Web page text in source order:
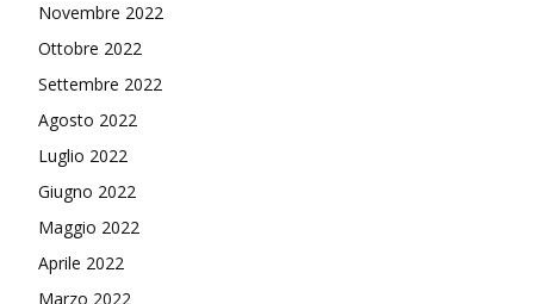
Novembre 2022
Ottobre 2022
Settembre 2022
Agosto 2022
Luglio 2022
Giugno 2022
Maggio 2022
Aprile 2022
Marzo 2022